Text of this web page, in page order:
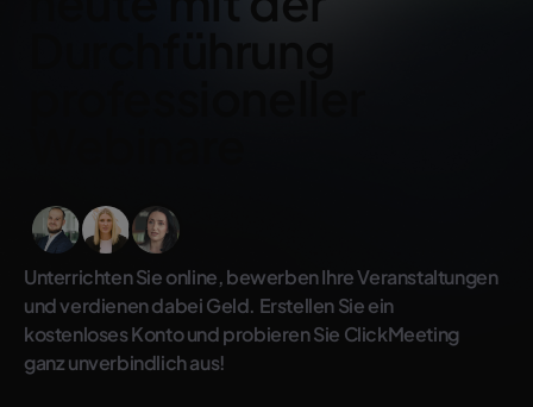
Durchführung
Unterrichten Sie online, bewerben Ihre Veranstaltungen
und verdienen dabei Geld. Erstellen Sie ein
kostenloses Konto und probieren Sie ClickMeeting
ganz unverbindlich aus!